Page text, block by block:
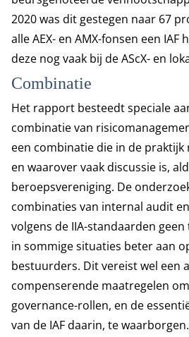
2020 was dit gestegen naar 67
alle AEX- en AMX-fonsen een
deze nog vaak bij de AScX- en
Combinatie
Het rapport besteedt speciale
combinatie van
een combinatie die in de
en waarover vaak discussie is,
beroepsvereniging. De
combinaties van internal audit
volgens de IIA-standaarden
in sommige situaties beter aan
bestuurders. Dit vereist wel een
compenserende maatregelen
governance-rollen, en de
van de IAF daarin, te waarborgen.